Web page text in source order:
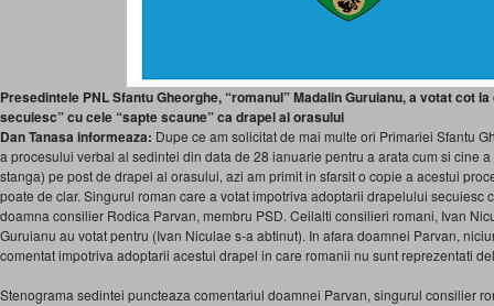
Presedintele PNL Sfantu Gheorghe, “romanul” Madalin Guruianu, a votat cot
secuiesc” cu cele “sapte scaune” ca drapel al orasului
Dan Tanasa informeaza: Dupe ce am solicitat de mai multe ori Primariei Sfantu
a procesului verbal al sedintei din data de 28 ianuarie pentru a arata cum si cine
stanga) pe post de drapel al orasului, azi am primit in sfarsit o copie a acestui
poate de clar. Singurul roman care a votat impotriva adoptarii drapelului secuiesc
doamna consilier Rodica Parvan, membru PSD. Ceilalti consilieri romani, Ivan
Guruianu au votat pentru (Ivan Niculae s-a abtinut). In afara doamnei Parvan,
comentat impotriva adoptarii acestui drapel in care romanii nu sunt reprezentati
Stenograma sedintei puncteaza comentariul doamnei Parvan, singurul consilier